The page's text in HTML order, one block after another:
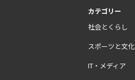
カテゴリー
社会とくらし
スポーツと文化
IT・メディア